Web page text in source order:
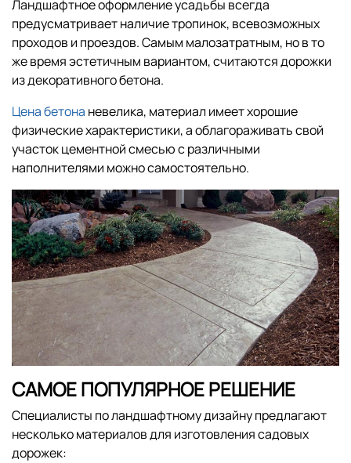
Ландшафтное оформление усадьбы всегда
предусматривает наличие тропинок, всевозможных
проходов и проездов. Самым малозатратным, но в то
же время эстетичным вариантом, считаются дорожки
из декоративного бетона.
Цена бетона невелика, материал имеет хорошие
физические характеристики, а облагораживать свой
участок цементной смесью с различными
наполнителями можно самостоятельно.
САМОЕ ПОПУЛЯРНОЕ РЕШЕНИЕ
Специалисты по ландшафтному дизайну предлагают
несколько материалов для изготовления садовых
дорожек: